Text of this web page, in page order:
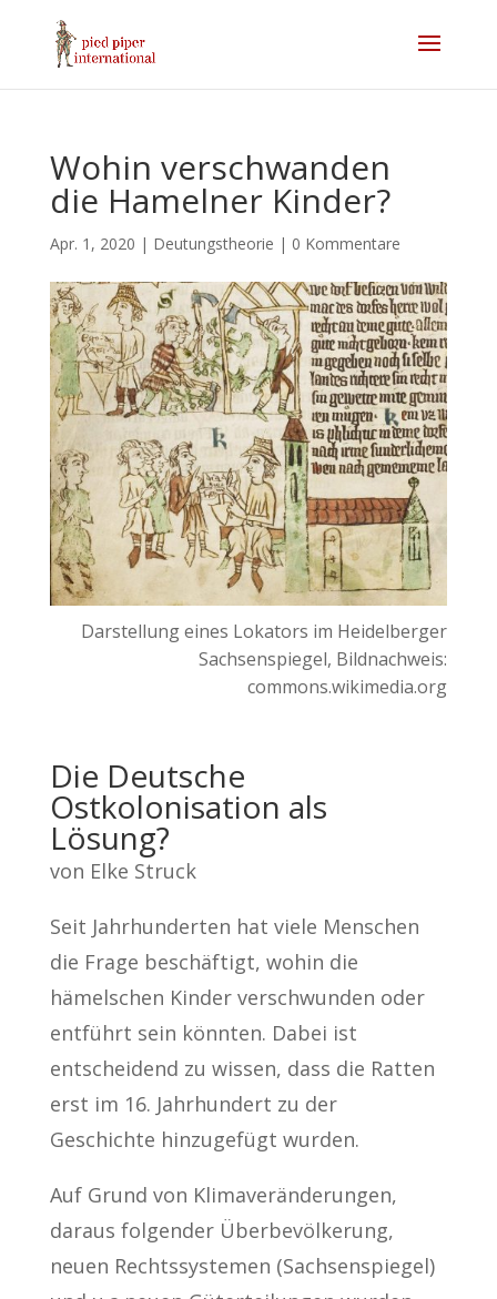
Wohin verschwanden
die Hamelner Kinder?
Apr. 1, 2020 | Deutungstheorie | 0 Kommentare
Darstellung eines Lokators im Heidelberger
Sachsenspiegel, Bildnachweis:
commons.wikimedia.org
Die Deutsche
Ostkolonisation als
Lösung?
von Elke Struck
Seit Jahrhunderten hat viele Menschen
die Frage beschäftigt, wohin die
hämelschen Kinder verschwunden oder
entführt sein könnten. Dabei ist
entscheidend zu wissen, dass die Ratten
erst im 16. Jahrhundert zu der
Geschichte hinzugefügt wurden.
Auf Grund von Klimaveränderungen,
daraus folgender Überbevölkerung,
neuen Rechtssystemen (Sachsenspiegel)